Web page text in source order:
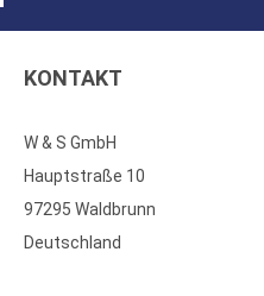
KONTAKT
W & S GmbH
Hauptstraße 10
97295 Waldbrunn
Deutschland